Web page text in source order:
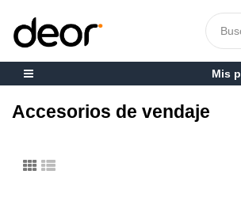
Mis
Accesorios de vendaje